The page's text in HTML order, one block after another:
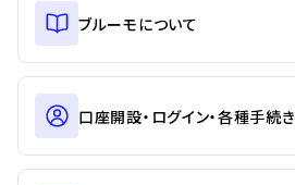
ブルーモについて
口座開設・ログイン・各種手続き